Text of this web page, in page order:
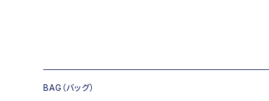
BAG（バッグ）